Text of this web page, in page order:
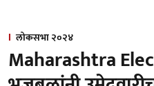
लोकसभा २०२४
Maharashtra